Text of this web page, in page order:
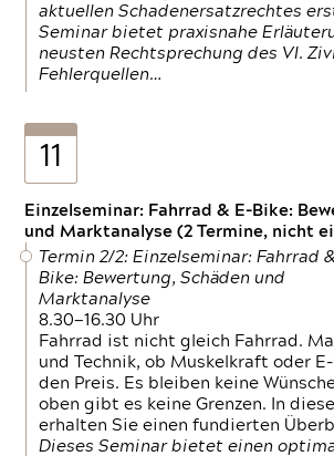
aktuellen Schadenersatzrechtes
Seminar bietet praxisnahe
neusten Rechtsprechung des VI.
Fehlerquellen…
11
Einzelseminar: Fahrrad & E-Bike:
und Marktanalyse (2 Termine, nicht
Termin 2/2: Einzelseminar: Fahrrad
Bike: Bewertung, Schäden und
Marktanalyse
8.30—16.30 Uhr
Fahrrad ist nicht gleich Fahrrad.
und Technik, ob Muskelkraft oder
den Preis. Es bleiben keine
oben gibt es keine Grenzen. In
erhalten Sie einen fundierten
Dieses Seminar bietet einen